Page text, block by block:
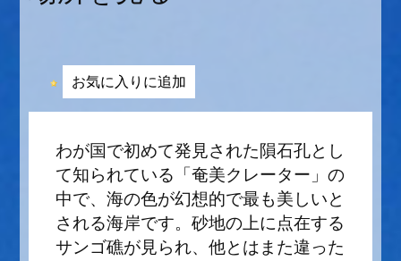
お気に入りに追加
わが国で初めて発見された隕石孔とし
て知られている「奄美クレーター」の
中で、海の色が幻想的で最も美しいと
される海岸です。砂地の上に点在する
サンゴ礁が見られ、他とはまた違った